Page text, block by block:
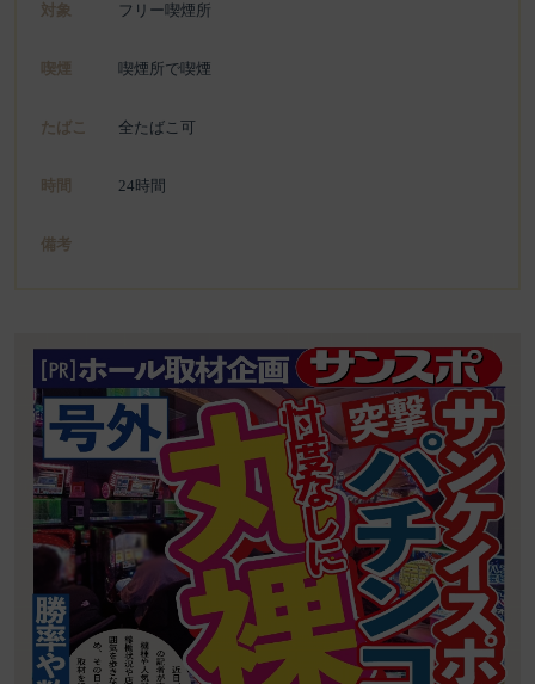
対象 フリー喫煙所
喫煙 喫煙所で喫煙
たばこ 全たばこ可
時間 24時間
備考